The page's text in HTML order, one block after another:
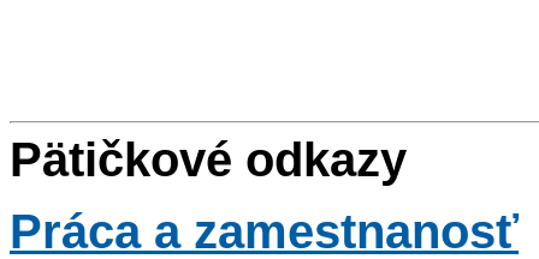
Pätičkové odkazy
Prácaa zamestnanosť